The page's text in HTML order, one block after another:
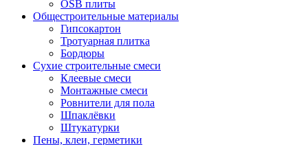
OSB плиты
Общестроительные материалы
Гипсокартон
Тротуарная плитка
Бордюры
Сухие строительные смеси
Клеевые смеси
Монтажные смеси
Ровнители для пола
Шпаклёвки
Штукатурки
Пены, клеи, герметики